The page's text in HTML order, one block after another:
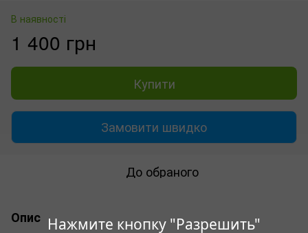
Нажмите кнопку "Разрешить"
В наявності
1 400 грн
Купити
Замовити швидко
До обраного
Опис